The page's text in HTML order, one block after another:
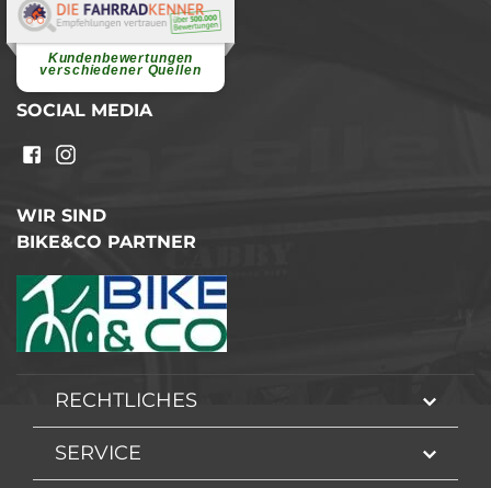
Kundenbewertungen
verschiedener Quellen
Elvira B.
Superschnelle und freundliche
weiterlesen
SOCIAL MEDIA
WIR SIND
BIKE&CO PARTNER
RECHTLICHES
SERVICE